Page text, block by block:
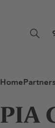
Home
PIA